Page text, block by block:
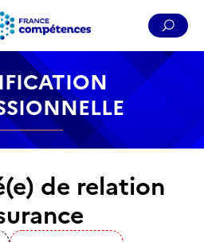
Menu Pied de page
de relation